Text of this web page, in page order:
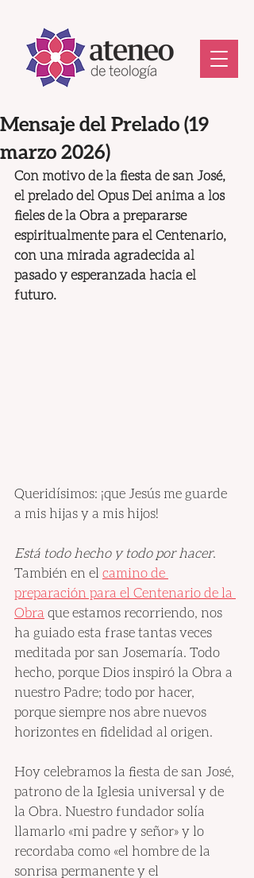
Mensaje del Prelado (19
marzo 2026)
Con motivo de la fiesta de san José,
el prelado del Opus Dei anima a los
fieles de la Obra a prepararse
espiritualmente para el Centenario,
con una mirada agradecida al
pasado y esperanzada hacia el
futuro.
Queridísimos: ¡que Jesús me guarde
a mis hijas y a mis hijos!
Está todo hecho y todo por hacer.
También en el camino de
preparación para el Centenario de la
Obra que estamos recorriendo, nos
ha guiado esta frase tantas veces
meditada por san Josemaría. Todo
hecho, porque Dios inspiró la Obra a
nuestro Padre; todo por hacer,
porque siempre nos abre nuevos
horizontes en fidelidad al origen.
Hoy celebramos la fiesta de san José,
patrono de la Iglesia universal y de
la Obra. Nuestro fundador solía
llamarlo «mi padre y señor» y lo
recordaba como «el hombre de la
sonrisa permanente y el